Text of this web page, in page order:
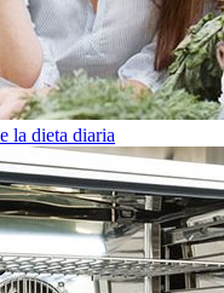
la dieta diaria